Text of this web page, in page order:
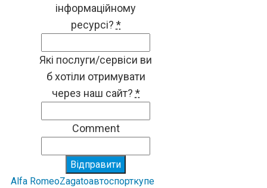
інформаційному
ресурсі? *
Які послуги/сервіси ви
б хотіли отримувати
через наш сайт? *
Comment
Відправити
Alfa RomeoZagatoавтоспорткупе